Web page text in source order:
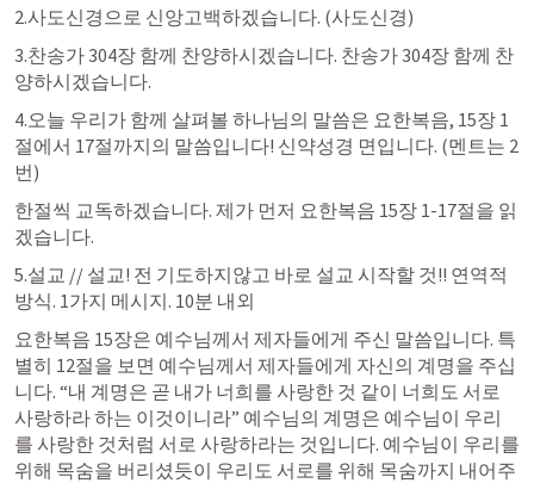
2.사도신경으로 신앙고백하겠습니다. (사도신경)
3.찬송가 304장 함께 찬양하시겠습니다. 찬송가 304장 함께 찬
양하시겠습니다.
4.오늘 우리가 함께 살펴볼 하나님의 말씀은 요한복음, 15장 1
절에서 17절까지의 말씀입니다! 신약성경 면입니다. (멘트는 2
번)
한절씩 교독하겠습니다. 제가 먼저 요한복음 15장 1-17절을 읽
겠습니다.
5.설교 // 설교! 전 기도하지않고 바로 설교 시작할 것!! 연역적
방식. 1가지 메시지. 10분 내외
요한복음 15장은 예수님께서 제자들에게 주신 말씀입니다. 특
별히 12절을 보면 예수님께서 제자들에게 자신의 계명을 주십
니다. “내 계명은 곧 내가 너희를 사랑한 것 같이 너희도 서로
사랑하라 하는 이것이니라” 예수님의 계명은 예수님이 우리
를 사랑한 것처럼 서로 사랑하라는 것입니다. 예수님이 우리를
위해 목숨을 버리셨듯이 우리도 서로를 위해 목숨까지 내어주